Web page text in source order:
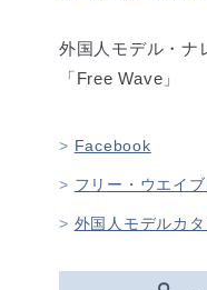
外国人モデル・ナ
「Free Wave」
Facebook
フリー・ウエイ
外国人モデルカ